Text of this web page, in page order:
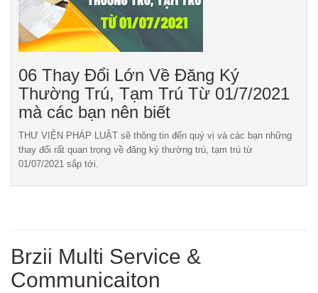
06 Thay Đổi Lớn Về Đăng Ký
Thường Trú, Tạm Trú Từ 01/7/2021
mà các bạn nên biết
THƯ VIỆN PHÁP LUẬT sẽ thông tin đến quý vị và các bạn những
thay đổi rất quan trọng về đăng ký thường trú, tạm trú từ
01/07/2021 sắp tới.
Brzii Multi Service &
Communicaiton